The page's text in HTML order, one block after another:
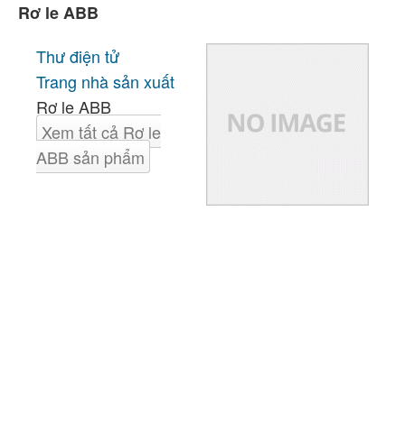
Rơ le ABB
Thư điện tử
Trang nhà sản xuất
Rơ le ABB
Xem tất cả Rơ le
ABB sản phẩm